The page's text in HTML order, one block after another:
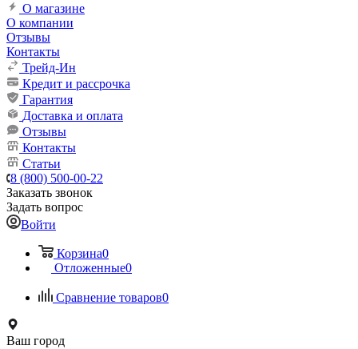
О магазине
О компании
Отзывы
Контакты
Трейд-Ин
Кредит и рассрочка
Гарантия
Доставка и оплата
Отзывы
Контакты
Статьи
8 (800) 500-00-22
Заказать звонок
Задать вопрос
Войти
Корзина0
Отложенные0
Сравнение товаров0
Ваш город